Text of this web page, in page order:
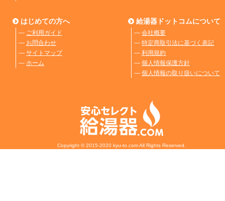
はじめての方へ
― ご利用ガイド
― お問合わせ
― サイトマップ
― ホーム
給湯器ドットコムについて
― 会社概要
― 特定商取引法に基づく表記
― 利用規約
― 個人情報保護方針
― 個人情報の取り扱いについて
Copyright © 2015-2020 kyu-to.com All Rights Reserved.